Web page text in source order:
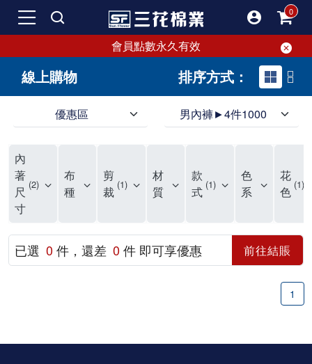
會員點數永久有效
線上購物 排序方式：
優惠區 男內褲►4件1000
三花男內褲提供最平實好搭的男內褲選擇。採用高品質原料製成，三花男內褲擁有絕佳彈性與透氣度，怎麼穿都舒適不用擔心造成肌膚困擾，立體剪裁全面大升級，滿意度百分百。
三花男內褲是男生首選品牌，適合休閒與運動。彈性好，人體工學剪裁，立體效果佳，舒適感大提升，魅力指數破表！
市佔率高達50年！三花專注設計，提升舒適與耐用，針對亞洲男性剪裁，大動作不卡襠。
三花男內褲採用優質棉料製成，褲身擁有超過千個散熱孔，吸汗透氣，柔順舒適，解決一般男內褲的悶熱問題。針對亞洲男性體型的立體剪裁設計，告別卡襠煩惱，自如大動作。三花男內褲市佔率高，專注製造與開發超過50年，提升舒適度與耐用性，深受網友推崇。五片式剪裁設計，適合各種身形及風格，給予肌膚前所未有的透氣舒適體驗。
【心情閒聊】男內褲的一些小心得?! 身為一名廣告代理商的社群小編，每次接到新客戶都需做好充足的產業功課，以免在撰寫廣告時顯得膚淺。美妝和流行服飾的客戶總讓我感到一點小確幸，因為可以搶先試用到新產品，或請客戶幫忙以員工價購買商品，讓人有中獎的小喜悅。 這次的客戶卻是-男內褲! 男內褲! 男內褲! 由於是第一次接觸這類產品，所以特地重複三次來表達內心的震驚。因為獨處時間較長，對於男內褲的研究多少有些害羞。因而硬著頭皮買了好幾件男內褲進行研究。 家裡沒有兄弟，也沒有可以直接聊男內褲的男性朋友，自己去買男內褲真的需要一些勇氣。我感謝現在的高科技網購，讓我不用親自到店面盯著男內褲看，也能輕鬆購買到不同種類的男內褲，真是感恩網路! 在Google搜尋 ""男內褲""，瞬間出現許多品牌，男內褲的世界真是博大精深呢。我開始扮演男內褲研究生，對男內褲進行分類：從長短、高低中腰到情趣男內褲，各式各樣應有盡有。好險此次的客戶是比較中規中矩的，情趣類的男內褲不在研究範圍，不然一直盯著穿內褲的模特兒看也太難為情了。 男內褲的設計功能其實不亞於女生內衣。由於男生身體結構的關係，需要更細心的設計。市面上較大的品牌有老牌的三花、三槍、宜而爽等，還有大手筆請代言人的CK、PLAYBOY等品牌。要選男內褲，實在需要下些功夫。 我將男內褲分為兩個面向：花色和功能設計。選擇男內褲的花色非常重要，因為能看出個人的品味和對內外搭配的重視程度。宅男們穿著50歲阿伯的花色內褲，或是穿白褲子搭配大黑色內褲，都是不OK的搭配。 功能設計則是對重要部位的保?。為了確保舒適性，有的內褲設計了開襟方便上廁所，有的設計了專屬囊袋固定，更有五片立體剪裁，或者強調視覺效果的內褲。這些設計不僅滿足基本的生理需求，更進階到心靈上的滿足。 以往從未想過要認真研究男內褲，直到這次工作的契機才真正了解男內褲的繁複。男內褲花色多樣，研究起來花費了不少時間。與男內褲客戶窗口交流，我這個女專案可能會有一段尷尬期，希望自己討論時不會笑場。雖然我無法真正體驗男內褲的全部功能，但透過揣測和客戶專業的回答，依然探詢到了許多有趣的現象。 某些網友反應某些國外品牌的男內褲不好穿，可能因為這些品牌是按照西方身材比例製造，不太適合台灣男性。同樣的現象也出現在女性內衣上，所以選擇適合自己的內褲才是最重要的。 以上只是我的心情抒發，沒有針對任何一家男內褲品牌，歡迎更多對男內褲有興趣的朋友加入研究行列！"
內
著
尺
寸
2
布
種
剪
裁 1
材
質
款
式 1
色
系
花
色 1
已選 0件，還差 0件 即可享優惠 前往結賬
1